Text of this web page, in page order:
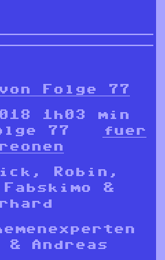
von Folge 77
1h03 min
77
fuer
Robin,
&
& Andreas